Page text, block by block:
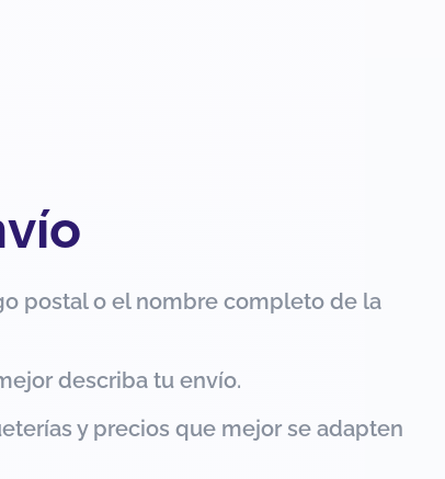
postal o el nombre completo de la
describa tu envío.
y precios que mejor se adapten